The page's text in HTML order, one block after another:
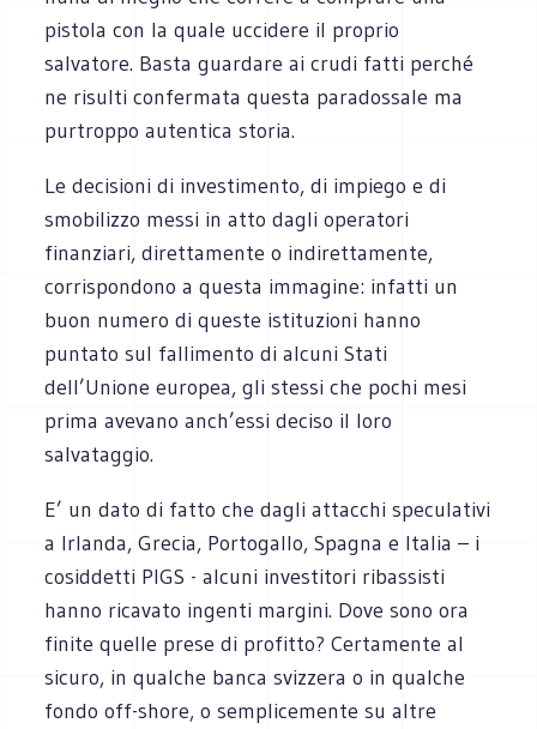
pistola con la quale uccidere il proprio
salvatore. Basta guardare ai crudi fatti perché
ne risulti confermata questa paradossale ma
purtroppo autentica storia.
Le decisioni di investimento, di impiego e di
smobilizzo messi in atto dagli operatori
finanziari, direttamente o indirettamente,
corrispondono a questa immagine: infatti un
buon numero di queste istituzioni hanno
puntato sul fallimento di alcuni Stati
dell’Unione europea, gli stessi che pochi mesi
prima avevano anch’essi deciso il loro
salvataggio.
E’ un dato di fatto che dagli attacchi speculativi
a Irlanda, Grecia, Portogallo, Spagna e Italia – i
cosiddetti PIGS - alcuni investitori ribassisti
hanno ricavato ingenti margini. Dove sono ora
finite quelle prese di profitto? Certamente al
sicuro, in qualche banca svizzera o in qualche
fondo off-shore, o semplicemente su altre